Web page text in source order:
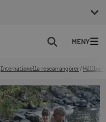
Sök
Internationella researrangörer Hållbar